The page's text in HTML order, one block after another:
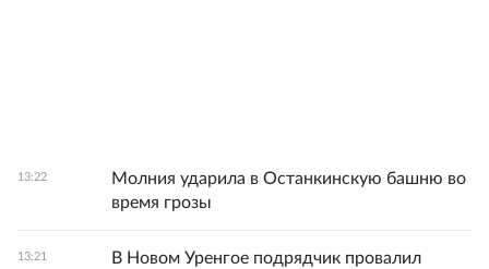
13:22
Молния ударила в Останкинскую башню во
время грозы
13:21
В Новом Уренгое подрядчик провалил